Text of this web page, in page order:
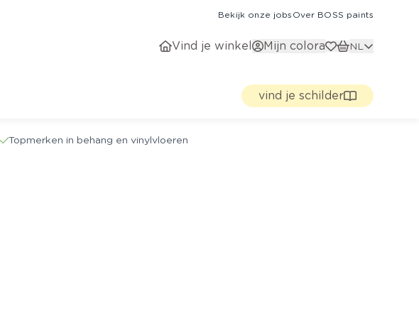
Bekijk onze jobs Over BOSS paints
Vind je winkel Mijn colora NL
vind je schilder
Topmerken in behang en vinylvloeren